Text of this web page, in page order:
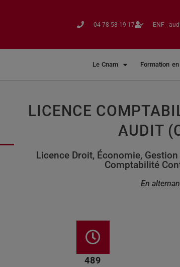
04 78 58 19 17​ ENF -
Le Cnam Formation
LICENCE
AUDIT
Licence Droit, Économie,
Comptabilité
En
489